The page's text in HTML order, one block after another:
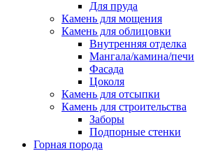
Для пруда
Камень для мощения
Камень для облицовки
Внутренняя отделка
Мангала/камина/печи
Фасада
Цоколя
Камень для отсыпки
Камень для строительства
Заборы
Подпорные стенки
Горная порода